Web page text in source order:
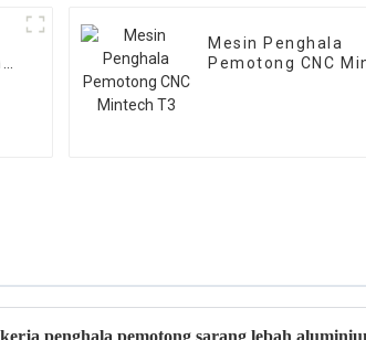
Mesin Penghala
Pemotong CNC